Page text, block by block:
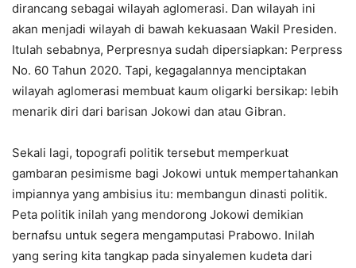
dirancang sebagai wilayah aglomerasi. Dan wilayah ini
akan menjadi wilayah di bawah kekuasaan Wakil Presiden.
Itulah sebabnya, Perpresnya sudah dipersiapkan: Perpress
No. 60 Tahun 2020. Tapi, kegagalannya menciptakan
wilayah aglomerasi membuat kaum oligarki bersikap: lebih
menarik diri dari barisan Jokowi dan atau Gibran.
Sekali lagi, topografi politik tersebut memperkuat
gambaran pesimisme bagi Jokowi untuk mempertahankan
impiannya yang ambisius itu: membangun dinasti politik.
Peta politik inilah yang mendorong Jokowi demikian
bernafsu untuk segera mengamputasi Prabowo. Inilah
yang sering kita tangkap pada sinyalemen kudeta dari